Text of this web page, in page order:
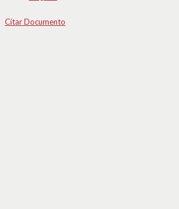
Citar Documento